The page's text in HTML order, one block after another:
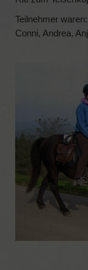
Ferienwohnung
Ferienhaus
Das Islandpferd
Wanderritt-Reports
Teilnehmer waren:
Conni, Andrea,